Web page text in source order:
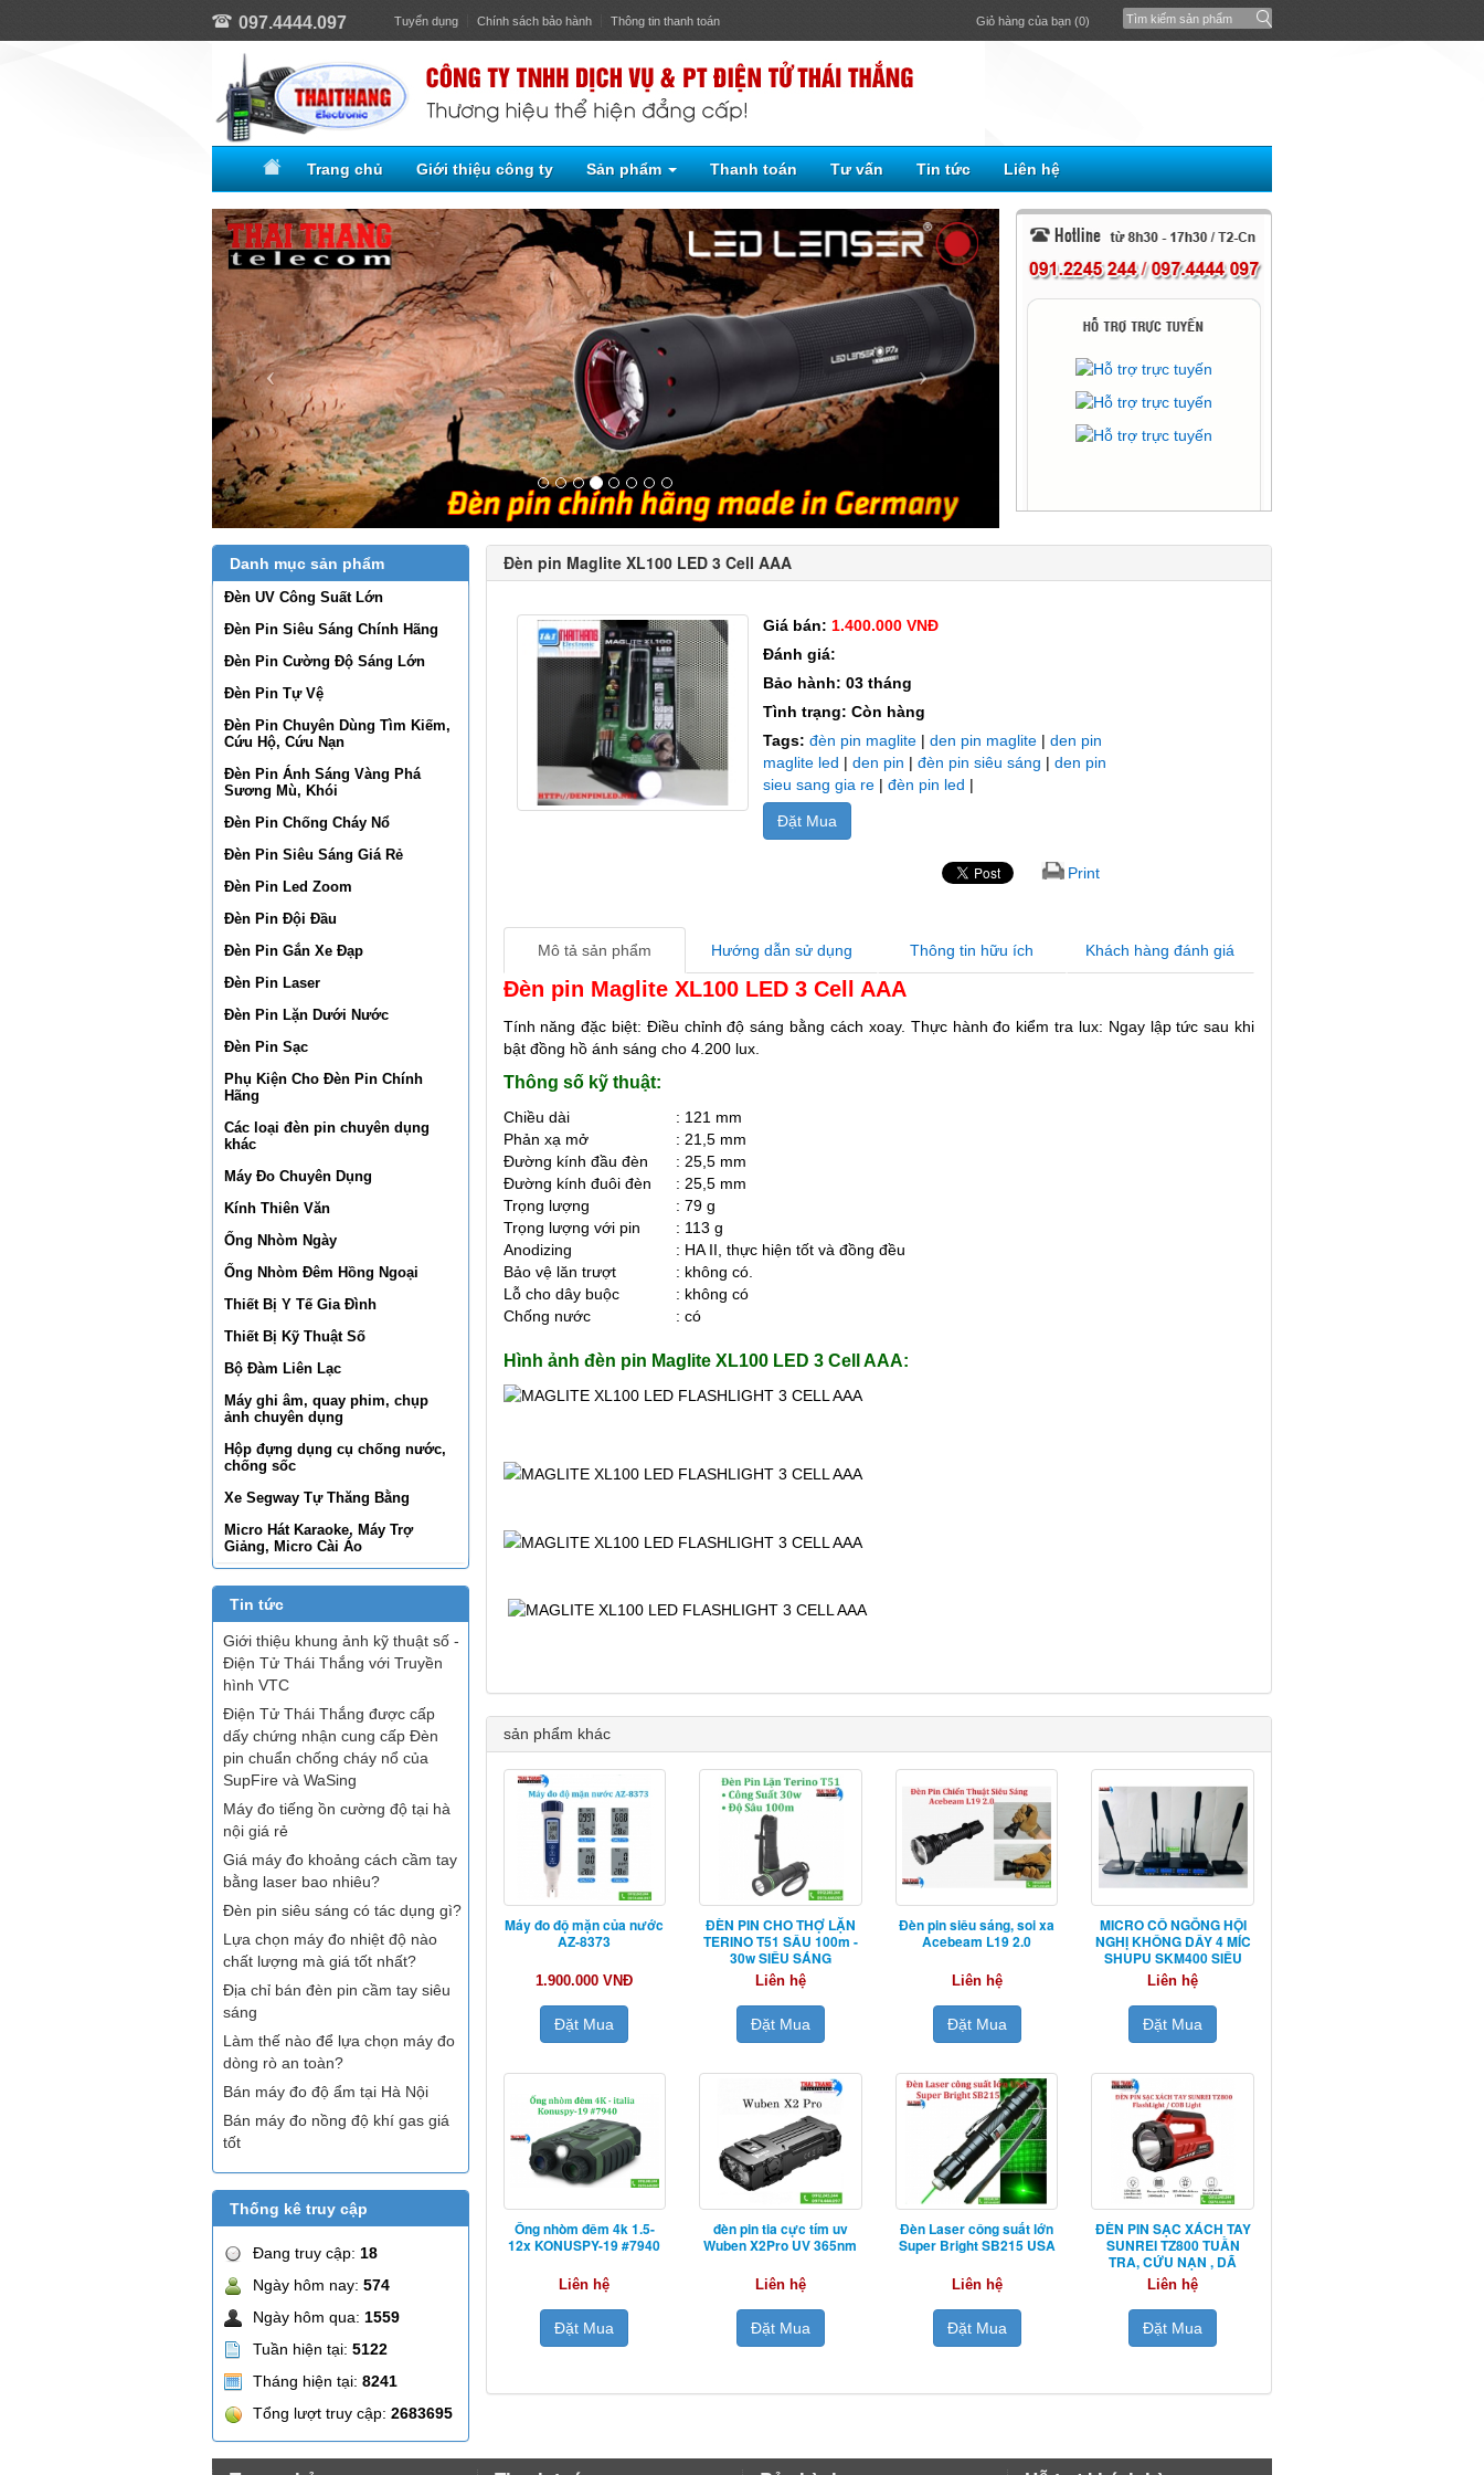
097.4444.097 Tuyển dụng Chính sách bảo hành Thông tin thanh toán Giỏ hàng của bạn (0)
Trang chủ Giới thiệu công ty Sản phẩm Thanh toán Tư vấn Tin tức Liên hệ
Danh mục sản phẩm
Đèn UV Công Suất Lớn
Đèn Pin Siêu Sáng Chính Hãng
Đèn Pin Cường Độ Sáng Lớn
Đèn Pin Tự Vệ
Đèn Pin Chuyên Dùng Tìm Kiếm,
Cứu Hộ, Cứu Nạn
Đèn Pin Ánh Sáng Vàng Phá
Sương Mù, Khói
Đèn Pin Chống Cháy Nổ
Đèn Pin Siêu Sáng Giá Rẻ
Đèn Pin Led Zoom
Đèn Pin Đội Đầu
Đèn Pin Gắn Xe Đạp
Đèn Pin Laser
Đèn Pin Lặn Dưới Nước
Đèn Pin Sạc
Phụ Kiện Cho Đèn Pin Chính
Hãng
Các loại đèn pin chuyên dụng
khác
Máy Đo Chuyên Dụng
Kính Thiên Văn
Ống Nhòm Ngày
Ống Nhòm Đêm Hồng Ngoại
Thiết Bị Y Tế Gia Đình
Thiết Bị Kỹ Thuật Số
Bộ Đàm Liên Lạc
Máy ghi âm, quay phim, chụp
ảnh chuyên dụng
Hộp đựng dụng cụ chống nước,
chống sốc
Xe Segway Tự Thăng Bằng
Micro Hát Karaoke, Máy Trợ
Giảng, Micro Cài Áo
Tin tức
Giới thiệu khung ảnh kỹ thuật số -
Điện Tử Thái Thắng với Truyền
hình VTC
Điện Tử Thái Thắng được cấp
dấy chứng nhận cung cấp Đèn
pin chuẩn chống cháy nổ của
SupFire và WaSing
Máy đo tiếng ồn cường độ tại hà
nội giá rẻ
Giá máy đo khoảng cách cầm tay
bằng laser bao nhiêu?
Đèn pin siêu sáng có tác dụng gì?
Lựa chọn máy đo nhiệt độ nào
chất lượng mà giá tốt nhất?
Địa chỉ bán đèn pin cầm tay siêu
sáng
Làm thế nào để lựa chọn máy đo
dòng rò an toàn?
Bán máy đo độ ẩm tại Hà Nội
Bán máy đo nồng độ khí gas giá
tốt
Thống kê truy cập
Đang truy cập: 18
Ngày hôm nay: 574
Ngày hôm qua: 1559
Tuần hiện tại: 5122
Tháng hiện tại: 8241
Tổng lượt truy cập: 2683695
Đèn pin Maglite XL100 LED 3 Cell AAA
Giá bán: 1.400.000 VNĐ
Đánh giá:
Bảo hành: 03 tháng
Tình trạng: Còn hàng
Tags: đèn pin maglite | den pin maglite| den pin
maglite led | den pin | đèn pin siêu sáng | den pin
sieu sang gia re | đèn pin led |
Đặt Mua
Print
Mô tả sản phẩm Hướng dẫn sử dụng Thông tin hữu ích Khách hàng đánh giá
Đèn pin Maglite XL100 LED 3 Cell AAA
Tính năng đặc biệt: Điều chỉnh độ sáng bằng cách xoay. Thực hành đo kiểm tra lux: Ngay lập tức sau khi
bật đồng hồ ánh sáng cho 4.200 lux.
Thông số kỹ thuật:
Chiều dài
: 121 mm
Phản xạ mở
: 21,5 mm
Đường kính đầu đèn
: 25,5 mm
Đường kính đuôi đèn
: 25,5 mm
Trọng lượng
: 79 g
Trọng lượng với pin
: 113 g
Anodizing
: HA II, thực hiện tốt và đồng đều
Bảo vệ lăn trượt
: không có.
Lỗ cho dây buộc
: không có
Chống nước
: có
Hình ảnh đèn pin Maglite XL100 LED 3 Cell AAA:
sản phẩm khác
Máy đo độ mặn của nước
AZ-8373
1.900.000 VNĐ
Đặt Mua
ĐÈN PIN CHO THỢ LẶN
TERINO T51 SÂU 100m -
30w SIÊU SÁNG
Liên hệ
Đặt Mua
Đèn pin siêu sáng, soi xa
Acebeam L19 2.0
Liên hệ
Đặt Mua
MICRO CỔ NGỖNG HỘI
NGHỊ KHÔNG DÂY 4 MÍC
SHUPU SKM400 SIÊU
NHẠY
Liên hệ
Đặt Mua
Ống nhòm đêm 4k 1.5-
12x KONUSPY-19 #7940
Liên hệ
Đặt Mua
đèn pin tia cực tím uv
Wuben X2Pro UV 365nm
Liên hệ
Đặt Mua
Đèn Laser công suất lớn
Super Bright SB215 USA
Liên hệ
Đặt Mua
ĐÈN PIN SẠC XÁCH TAY
SUNREI TZ800 TUẦN
TRA, CỨU NẠN , DÃ
NGOẠI
Liên hệ
Đặt Mua